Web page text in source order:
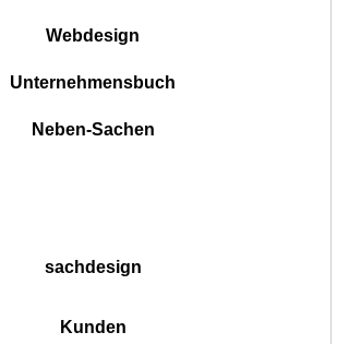
Webdesign
Unternehmensbuch
Neben-Sachen
sachdesign
Kunden